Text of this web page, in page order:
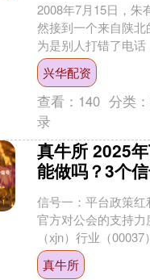
2008年7月15日，朱
然接到一个来自陕
为是别人打错了电
话又响了起来，朱有
在陕北插队，或许....
兴华配资
查看： 140 分类：
录
真牛所 2025
能做吗？3个
信号一：平台政策红
官方对公会的支持
（xjn）行业（
力。2025年，平台推
包括....
真牛所